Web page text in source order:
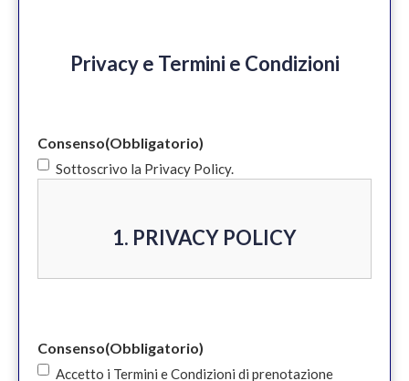
Privacy e Termini e Condizioni
Consenso(Obbligatorio)
Sottoscrivo la Privacy Policy.
1. PRIVACY POLICY
Protezione dei Dati UE 2016/679
Consenso(Obbligatorio)
Accetto i Termini e Condizioni di prenotazione